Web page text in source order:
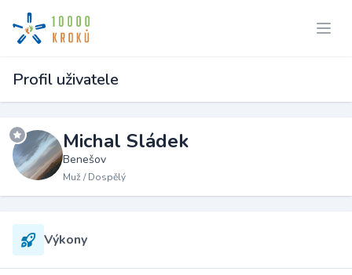
Profil uživatele
Michal Sládek
Benešov
Muž / Dospělý
Výkony